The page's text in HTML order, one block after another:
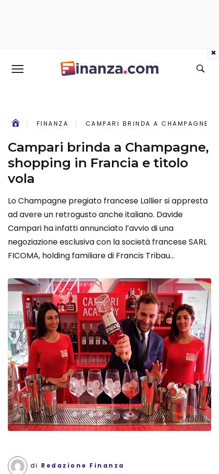
FINANZA CAMPARI BRINDA A CHAMPAGNE,
Campari brinda a Champagne,
shopping in Francia e titolo
vola
Lo Champagne pregiato francese Lallier si appresta
ad avere un retrogusto anche italiano. Davide
Campari ha infatti annunciato l’avvio di una
negoziazione esclusiva con la società francese SARL
FICOMA, holding familiare di Francis Tribau...
di Redazione Finanza
×